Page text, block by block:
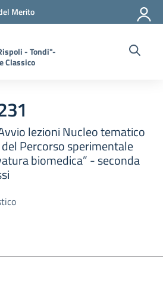
Merito
- Tondi"-
Classico
lezioni Nucleo tematico
Percorso sperimentale
biomedica” - seconda